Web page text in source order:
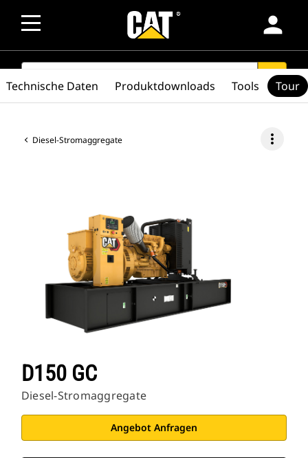
person
SEARCH search
Diesel-Stromaggregate more_vert
D150 GC
Diesel-Stromaggregate
Angebot Anfragen
Technische Daten Produktdownloads Tools Tour